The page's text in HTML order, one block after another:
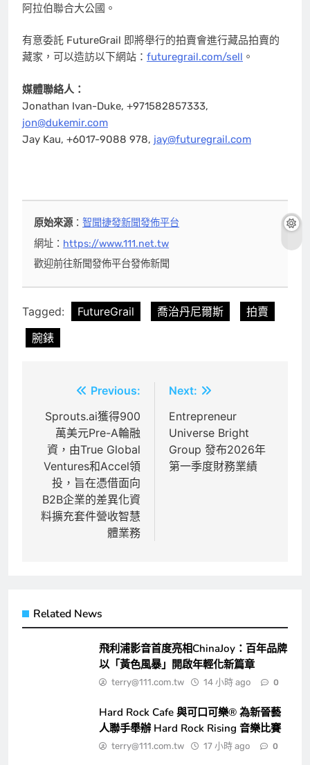
阿拉伯聯合大公國。
有意委託 FutureGrail 即將舉行的拍賣會進行藏品拍賣的
藏家，可以造訪以下網站： futuregrail.com/sell 。
媒體聯絡人：
Jonathan Ivan-Duke, +971582857333,
jon@dukemir.com
Jay Kau, +6017-9088 978, jay@futuregrail.com
原始來源：智聞捷發新聞發佈平台
網址： https://www.111.net.tw
歡迎前往新聞發佈平台發佈新聞
Tagged: FutureGrail 喬治丹尼爾斯
拍賣
腕錶
章
導
覽
Previous:
Sprouts.ai獲得900
萬美元Pre-A輪融
資，由True Global
Ventures和Accel領
投，旨在憑借面向
B2B企業的差異化資
料擴充套件營收智慧
體業務
Next:
Entrepreneur
Universe Bright
Group 發布2026年
第一季度財務業績
Related News
飛利浦影音首度亮相ChinaJoy：百年品牌
以「黃色風暴」開啟年輕化新篇章
terry@111.com.tw 14 小時 ago 0
Hard Rock Cafe 與可口可樂® 為新晉藝
人聯手舉辦 Hard Rock Rising 音樂比賽
terry@111.com.tw 17 小時 ago 0